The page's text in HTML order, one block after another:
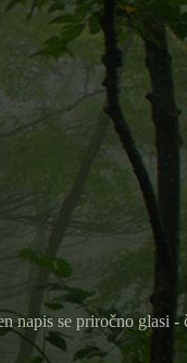
napis se priročno glasi